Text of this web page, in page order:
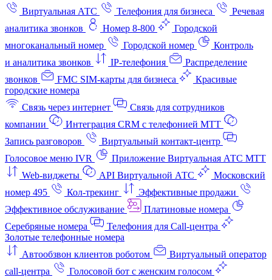
Виртуальная АТС
Телефония для бизнеса
Речевая
аналитика звонков
Номер 8-800
Городской
многоканальный номер
Городской номер
Контроль
и аналитика звонков
IP-телефония
Распределение
звонков
FMC SIM-карты для бизнеса
Красивые
городские номера
Связь через интернет
Связь для сотрудников
компании
Интеграция CRM с телефонией МТТ
Запись разговоров
Виртуальный контакт‑центр
Голосовое меню IVR
Приложение Виртуальная АТС МТТ
Web-виджеты
API Виртуальной АТС
Московский
номер 495
Кол-трекинг
Эффективные продажи
Эффективное обслуживание
Платиновые номера
Серебряные номера
Телефония для Call-центра
Золотые телефонные номера
Автообзвон клиентов роботом
Виртуальный оператор
call-центра
Голосовой бот с женским голосом